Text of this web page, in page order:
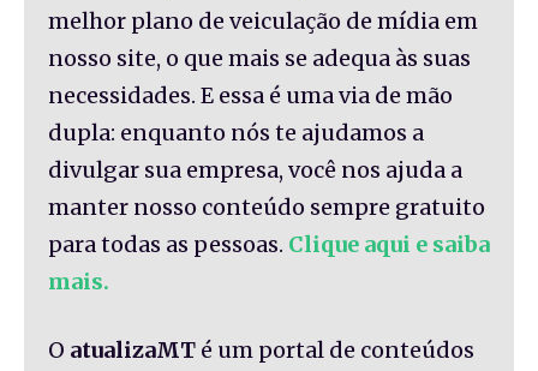
melhor plano de veiculação de mídia em
nosso site, o que mais se adequa às suas
necessidades. E essa é uma via de mão
dupla: enquanto nós te ajudamos a
divulgar sua empresa, você nos ajuda a
manter nosso conteúdo sempre gratuito
para todas as pessoas. Clique aqui e saiba
mais.
O atualizaMT é um portal de conteúdos